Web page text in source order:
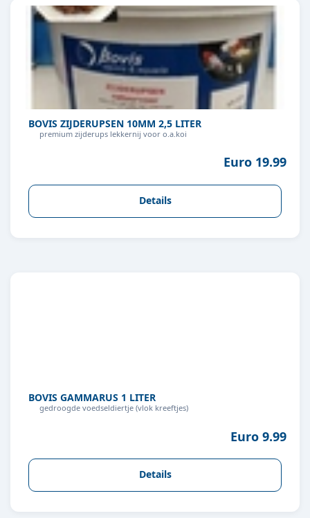
BOVIS ZIJDERUPSEN 10MM 2,5 LITER
premium zijderups lekkernij voor o.a.koi
Euro 19.99
Details
BOVIS GAMMARUS 1 LITER
gedroogde voedseldiertje (vlok kreeftjes)
Euro 9.99
Details